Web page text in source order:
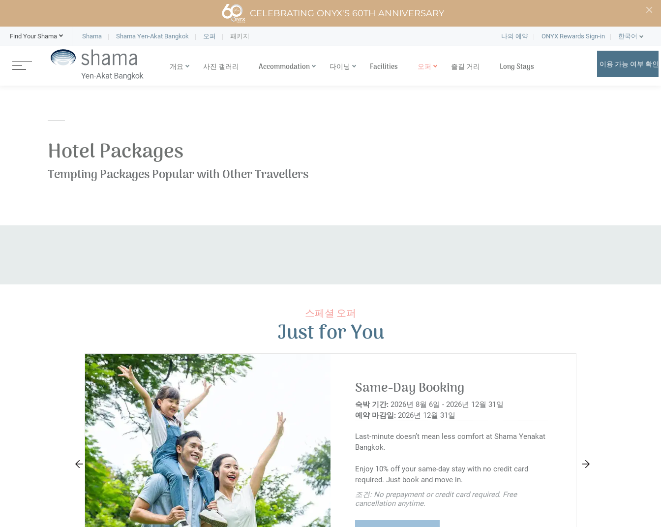
CELEBRATING ONYX'S 60TH ANNIVERSARY
Find Your Shama Shama Shama Yen-Akat Bangkok 오퍼 패키지 나의 예약 ONYX Rewards Sign-in 한국어
개요 사진 갤러리 Accommodation 다이닝 Facilities 오퍼 즐길 거리 Long Stays 이용 가능 여부 확인
Hotel Packages
Tempting Packages Popular with Other Travellers
스페셜 오퍼
Just for You
Same-Day Booking
숙박 기간:2026년 8월 6일 - 2026년 12월 31일
예약 마감일:2026년 12월 31일
Last-minute doesn’t mean less comfort at Shama Yenakat
Bangkok.
Enjoy 10% off your same-day stay with no credit card
required. Just book and move in.
As an ONYX Rewards member, you’ll receive an additional
조건: No prepayment or credit card required. Free
cancellation anytime.